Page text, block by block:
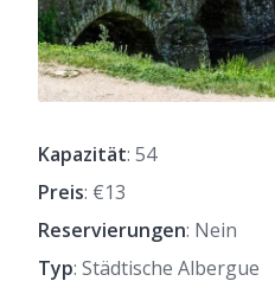
Kapazität: 54
Preis: €13
Reservierungen: Nein
Typ: Städtische Albergue